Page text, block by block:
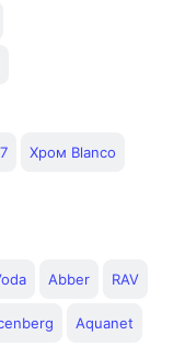
Хром Blanco
Abber RAV
Aquanet